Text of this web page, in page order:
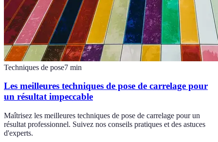
Techniques de pose7 min
Les meilleures techniques de pose de carrelage pour
un résultat impeccable
Maîtrisez les meilleures techniques de pose de carrelage pour un
résultat professionnel. Suivez nos conseils pratiques et des astuces
d'experts.